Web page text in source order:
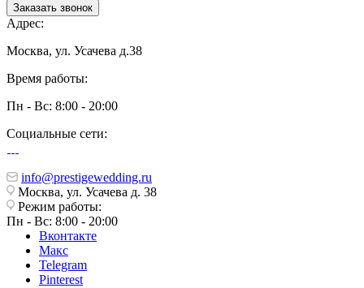
Заказать звонок
Адрес:
Москва, ул. Усачева д.38
Время работы:
Пн - Вс: 8:00 - 20:00
Социальные сети:
info@prestigewedding.ru
Москва, ул. Усачева д. 38
Режим работы:
Пн - Вс: 8:00 - 20:00
Вконтакте
Макс
Telegram
Pinterest